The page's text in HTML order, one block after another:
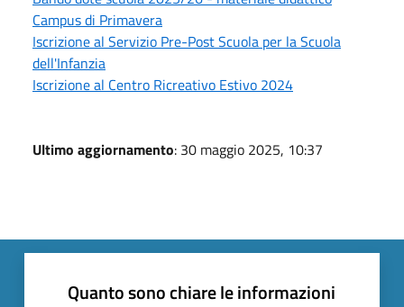
Campus di Primavera
Iscrizione al Servizio Pre-Post Scuola per la Scuola
dell'Infanzia
Iscrizione al Centro Ricreativo Estivo 2024
Ultimo aggiornamento: 30 maggio 2025, 10:37
Quanto sono chiare le informazioni